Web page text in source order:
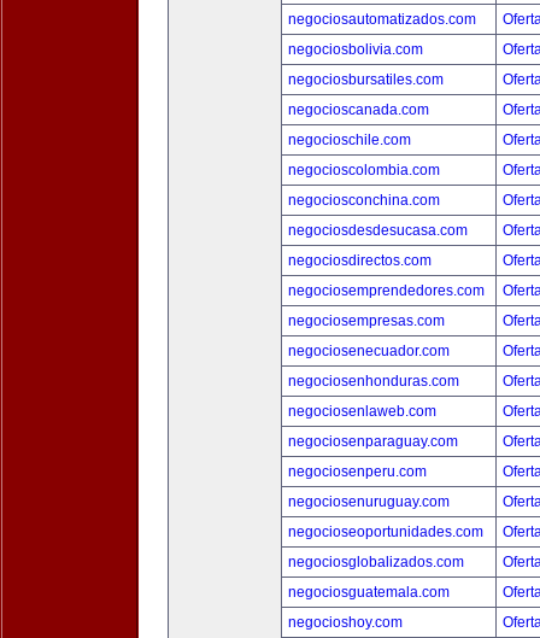
negociosautomatizados.com
negociosbolivia.com
negociosbursatiles.com
negocioscanada.com
negocioschile.com
negocioscolombia.com
negociosconchina.com
negociosdesdesucasa.com
negociosdirectos.com
negociosemprendedores.com
negociosempresas.com
negociosenecuador.com
negociosenhonduras.com
negociosenlaweb.com
negociosenparaguay.com
negociosenperu.com
negociosenuruguay.com
negocioseoportunidades.com
negociosglobalizados.com
negociosguatemala.com
negocioshoy.com